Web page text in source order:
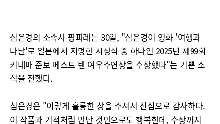
심은경의 소속사 팡파레는 30일, "심은경이 영화 '여행과
나날'로 일본에서 저명한 시상식 중 하나인 2025년 제99회
키네마 준보 베스트 텐 여우주연상을 수상했다"는 기쁜 소
식을 전했다.
심은경은 "이렇게 훌륭한 상을 주셔서 진심으로 감사하다.
이 작품과 기적처럼 만난 것만으로도 행복한데, 수상까지